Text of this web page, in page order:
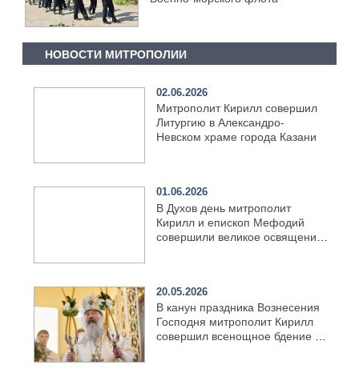
НОВОСТИ МИТРОПОЛИИ
02.06.2026
Митрополит Кирилл совершил
Литургию в Александро-
Невском храме города Казани
01.06.2026
В Духов день митрополит
Кирилл и епископ Мефодий
совершили великое освящение
20.05.2026
В канун праздника Вознесения
Господня митрополит Кирилл
совершил всенощное бдение в